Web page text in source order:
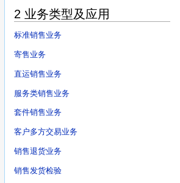
2 业务类型及应用
标准销售业务
寄售业务
直运销售业务
服务类销售业务
套件销售业务
客户多方交易业务
销售退货业务
销售发货检验